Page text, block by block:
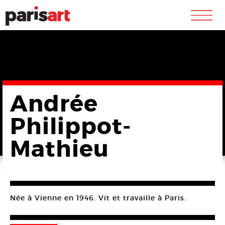
m
Andrée
Philippot-
Mathieu
Née à Vienne en 1946. Vit et travaille à Paris.